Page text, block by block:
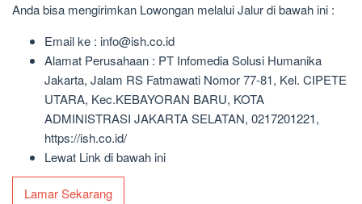
Anda bisa mengirimkan Lowongan melalui Jalur di bawah ini :
Email ke : info@ish.co.id
Alamat Perusahaan : PT Infomedia Solusi Humanika
Jakarta, Jalam RS Fatmawati Nomor 77-81, Kel. CIPETE
UTARA, Kec.KEBAYORAN BARU, KOTA
ADMINISTRASI JAKARTA SELATAN, 0217201221,
https://ish.co.id/
Lewat Link di bawah ini
Lamar Sekarang